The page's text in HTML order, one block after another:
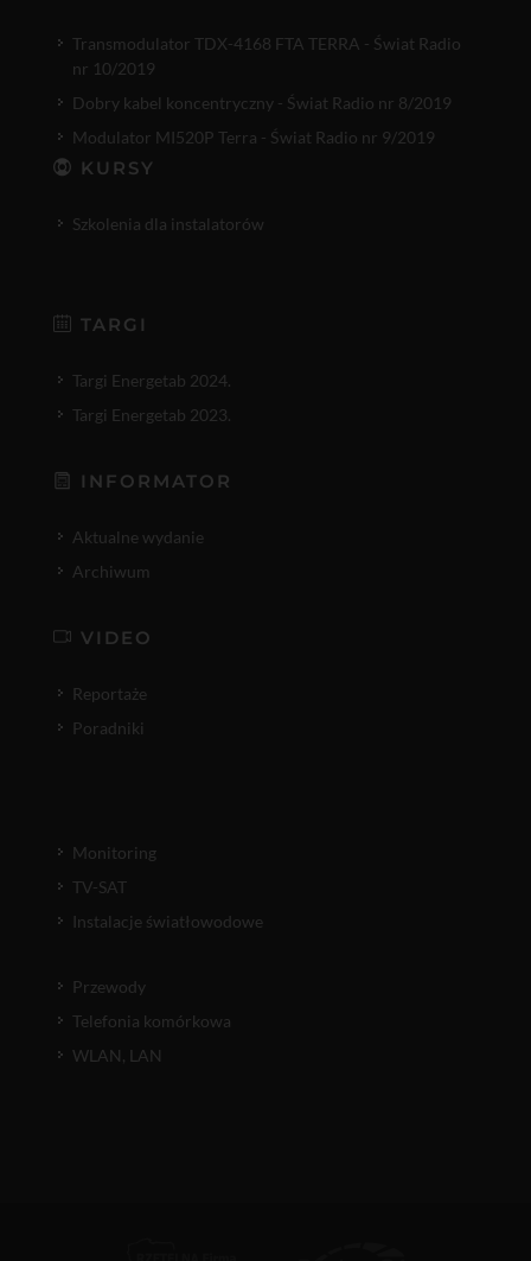
Transmodulator TDX-4168 FTA TERRA - Świat Radio
nr 10/2019
Dobry kabel koncentryczny - Świat Radio nr 8/2019
Modulator MI520P Terra - Świat Radio nr 9/2019
KURSY
Szkolenia dla instalatorów
TARGI
Targi Energetab 2024.
Targi Energetab 2023.
INFORMATOR
Aktualne wydanie
Archiwum
VIDEO
Reportaże
Poradniki
Monitoring
TV-SAT
Instalacje światłowodowe
Przewody
Telefonia komórkowa
WLAN, LAN